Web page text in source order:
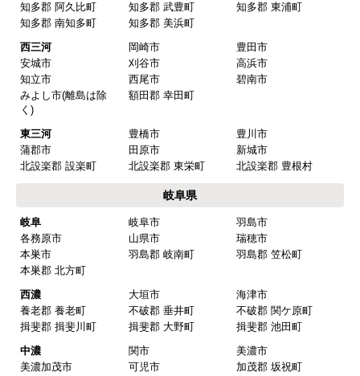
はい
【注文商品】換気扇・レンジフー
【このショップを選んだ理由は？】
た
【注文からどのくらいで届きましたか？】
【その他感想・コメント】
マークレさん
知多郡 阿久比町
知多郡 武豊町
知多郡 東浦町
知多郡 南知多町
知多郡 美浜町
西三河
岡崎市
豊田市
安城市
刈谷市
高浜市
知立市
西尾市
碧南市
みよし市(離島は除
く)
額田郡 幸田町
東三河 豊橋市
豊川市
蒲郡市
田原市
新城市
北設楽郡 設楽町
北設楽郡 東栄町 北設楽郡 豊根村
岐阜県
岐阜 岐阜市
羽島市
各務原市
山県市
瑞穂市
本巣市
羽島郡 岐南町
羽島郡 笠松町
本巣郡 北方町
西濃
大垣市
海津市
養老郡 養老町
不破郡 垂井町
不破郡 関ケ原町
揖斐郡 揖斐川町
揖斐郡 大野町
揖斐郡 池田町
中濃
関市
美濃市
美濃加茂市
可児市
加茂郡 坂祝町